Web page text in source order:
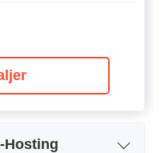
Hosting